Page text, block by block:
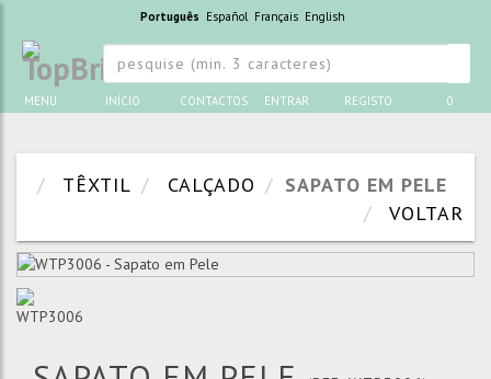
Português Español Français English
MENU INÍCIO CONTACTOS ENTRAR REGISTO 0
TÊXTIL CALÇADO
SAPATO EM PELE
VOLTAR